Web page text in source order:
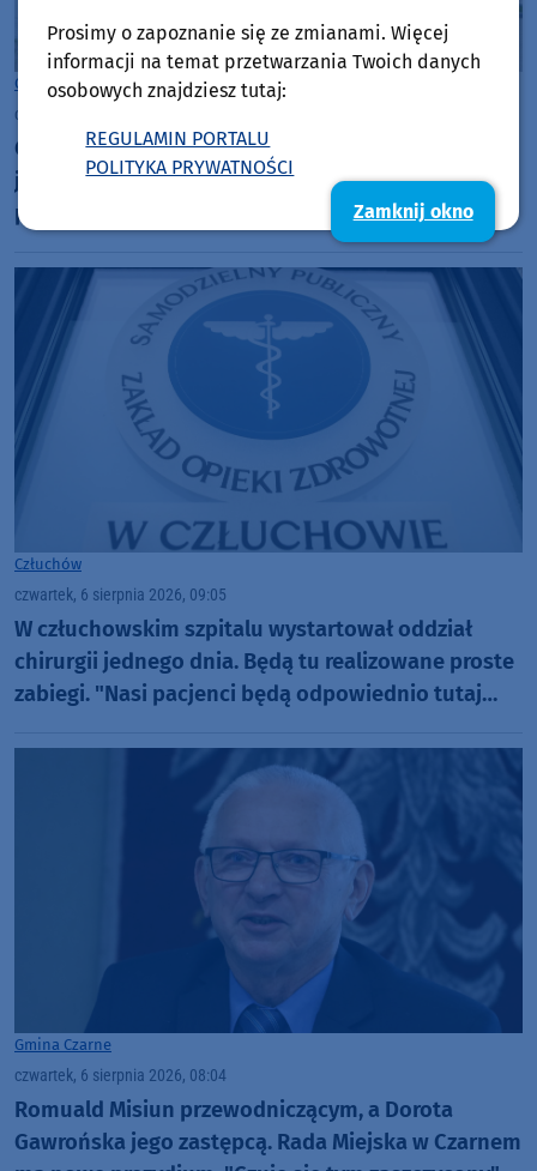
Człuchów
czwartek, 6 sierpnia 2026, 10:03
Centrum Opiekuńczo-Mieszkalne w Człuchowie
jest już gotowe. Działalność ma rozpocząć w
przyszłym roku (FOTO)
Człuchów
czwartek, 6 sierpnia 2026, 09:05
W człuchowskim szpitalu wystartował oddział
chirurgii jednego dnia. Będą tu realizowane proste
zabiegi. "Nasi pacjenci będą odpowiednio tutaj
Gmina Czarne
czwartek, 6 sierpnia 2026, 08:04
Romuald Misiun przewodniczącym, a Dorota
Gawrońska jego zastępcą. Rada Miejska w Czarnem
Prosimy o zapoznanie się ze zmianami. Więcej
informacji na temat przetwarzania Twoich danych
osobowych znajdziesz tutaj:
REGULAMIN PORTALU
POLITYKA PRYWATNOŚCI
Zamknij okno